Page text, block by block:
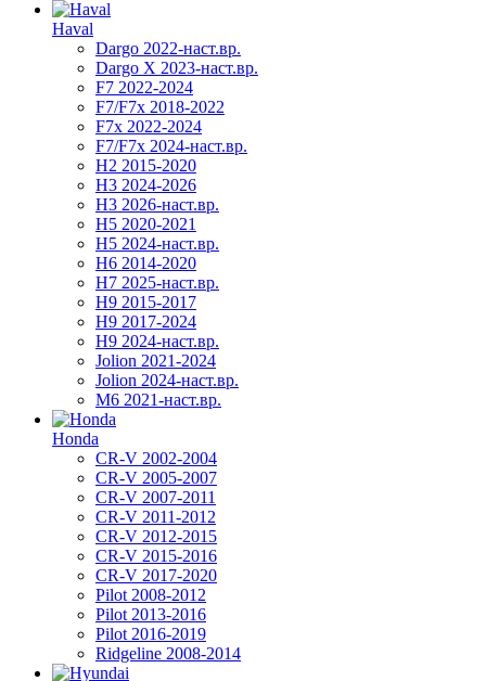
Haval
Dargo 2022-наст.вр.
Dargo X 2023-наст.вр.
F7 2022-2024
F7/F7x 2018-2022
F7x 2022-2024
F7/F7x 2024-наст.вр.
H2 2015-2020
H3 2024-2026
H3 2026-наст.вр.
H5 2020-2021
H5 2024-наст.вр.
H6 2014-2020
H7 2025-наст.вр.
H9 2015-2017
H9 2017-2024
H9 2024-наст.вр.
Jolion 2021-2024
Jolion 2024-наст.вр.
М6 2021-наст.вр.
Honda
CR-V 2002-2004
CR-V 2005-2007
CR-V 2007-2011
CR-V 2011-2012
CR-V 2012-2015
CR-V 2015-2016
CR-V 2017-2020
Pilot 2008-2012
Pilot 2013-2016
Pilot 2016-2019
Ridgeline 2008-2014